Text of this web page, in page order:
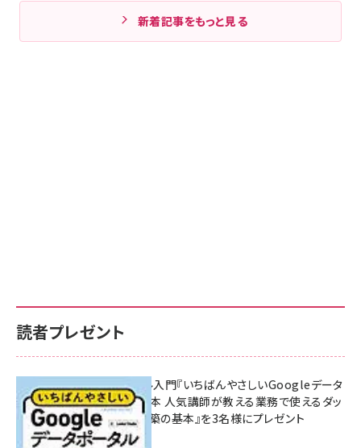
新着記事をもっと見る
読者プレゼント
無料BIツール入門『いちばんやさしいGoogleデータ
ポータルの教本 人気講師が教える業務で使えるダッ
シュボード構築の基本』を3名様にプレゼント
7月31日 10:00